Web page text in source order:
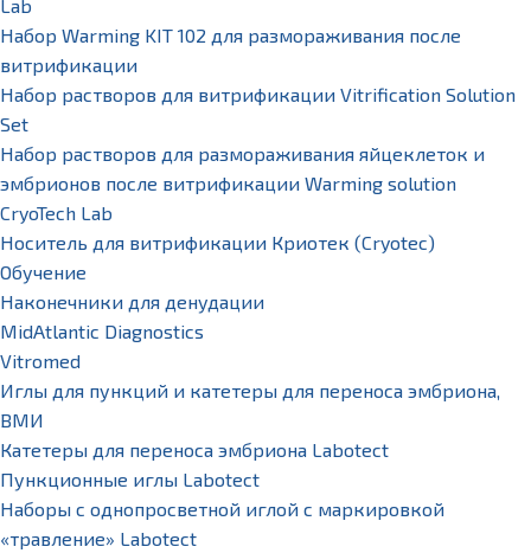
Lab
Набор Warming KIT 102 для размораживания после
витрификации
Набор растворов для витрификации Vitrification Solution
Set
Набор растворов для размораживания яйцеклеток и
эмбрионов после витрификации Warming solution
CryoTech Lab
Носитель для витрификации Криотек (Cryotec)
Обучение
Наконечники для денудации
MidAtlantic Diagnostics
Vitromed
Иглы для пункций и катетеры для переноса эмбриона,
ВМИ
Катетеры для переноса эмбриона Labotect
Пункционные иглы Labotect
Наборы с однопросветной иглой с маркировкой
«травление» Labotect